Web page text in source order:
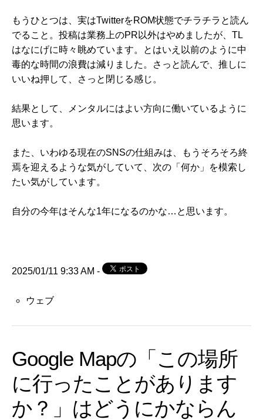
もうひとつは、実はTwitterをROM状態でチラチラと読ん
でること。投稿は業務上のPR以外はやめましたが、TL
はなにげに時々眺めています。とはいえ以前のように中
毒的な時間の浪費は減りました。さっと読んで、推しに
いいね押して、さっと閉じる感じ。
結果として、メンタルにはよい方向に働いているように
思います。
また、いわゆる現在のSNSの仕組みは、もうそろそろ終
焉を迎えるような気がしていて、次の「何か」を模索し
たい気がしています。
自分の今年はそんな1年になるのかな…と思います。
2025/01/11 9:33 AM -
ウェブ
Google Mapの「この場所
に行ったことがあります
か？」はどうにかならん